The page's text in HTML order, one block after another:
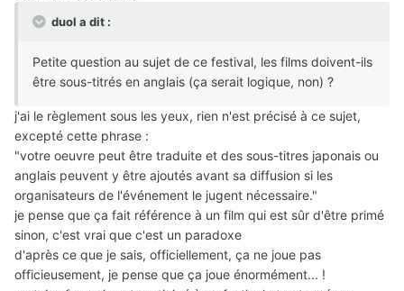
duol a dit :
Petite question au sujet de ce festival, les films doivent-ils
être sous-titrés en anglais (ça serait logique, non) ?
j'ai le règlement sous les yeux, rien n'est précisé à ce sujet,
excepté cette phrase :
"votre oeuvre peut être traduite et des sous-titres japonais ou
anglais peuvent y être ajoutés avant sa diffusion si les
organisateurs de l'événement le jugent nécessaire."
je pense que ça fait référence à un film qui est sûr d'être primé
sinon, c'est vrai que c'est un paradoxe
d'après ce que je sais, officiellement, ça ne joue pas
officieusement, je pense que ça joue énormément... !